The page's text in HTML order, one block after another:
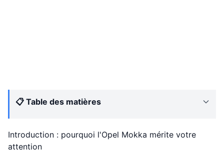
📋 Table des matières
Introduction : pourquoi l'Opel Mokka mérite votre
attention